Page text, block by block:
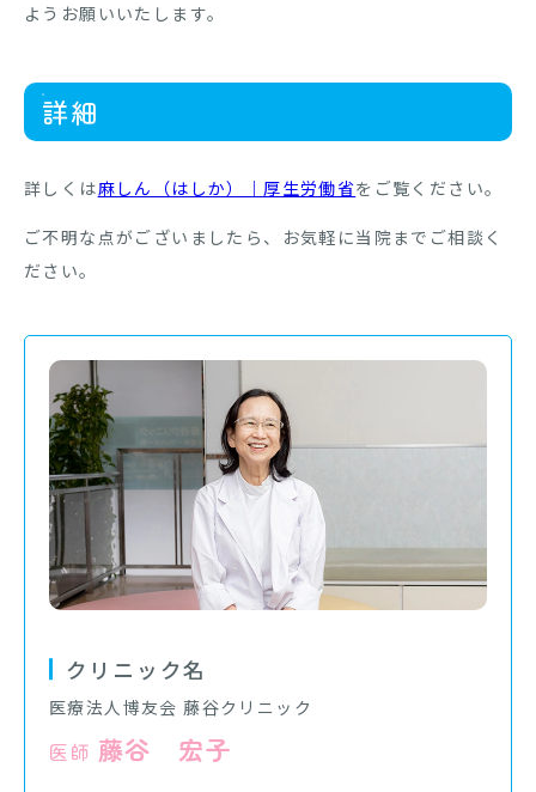
ようお願いいたします。
詳細
詳しくは麻しん（はしか）｜厚生労働省をご覧ください。
ご不明な点がございましたら、お気軽に当院までご相談く
ださい。
クリニック名
医療法人博友会 藤谷クリニック
医師 藤谷 宏子